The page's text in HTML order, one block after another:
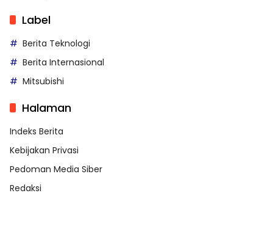
Label
Berita Teknologi
Berita Internasional
Mitsubishi
Halaman
Indeks Berita
Kebijakan Privasi
Pedoman Media Siber
Redaksi